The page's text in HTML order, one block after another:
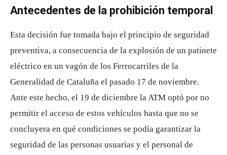
Antecedentes de la prohibición temporal
Esta decisión fue tomada bajo el principio de seguridad
preventiva, a consecuencia de la explosión de un patinete
eléctrico en un vagón de los Ferrocarriles de la
Generalidad de Cataluña el pasado 17 de noviembre.
Ante este hecho, el 19 de diciembre la ATM optó por no
permitir el acceso de estos vehículos hasta que no se
concluyera en qué condiciones se podía garantizar la
seguridad de las personas usuarias y el personal de